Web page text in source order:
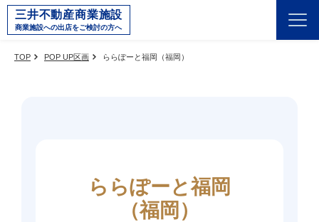
三井不動産商業施設
商業施設への出店をご検討の方へ
TOP POP UP区画 ららぽーと福岡（福岡）
ららぽーと福岡
（福岡）